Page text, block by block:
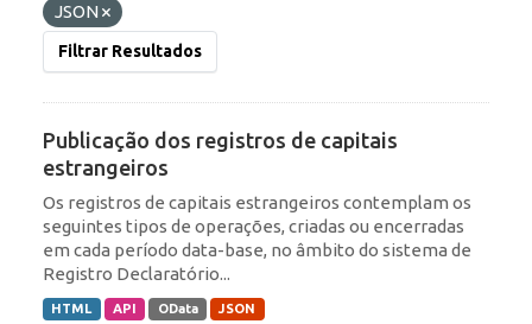
JSON
Filtrar Resultados
Publicação dos registros de capitais
estrangeiros
Os registros de capitais estrangeiros contemplam os
seguintes tipos de operações, criadas ou encerradas
em cada período data-base, no âmbito do sistema de
Registro Declaratório...
HTML API OData JSON